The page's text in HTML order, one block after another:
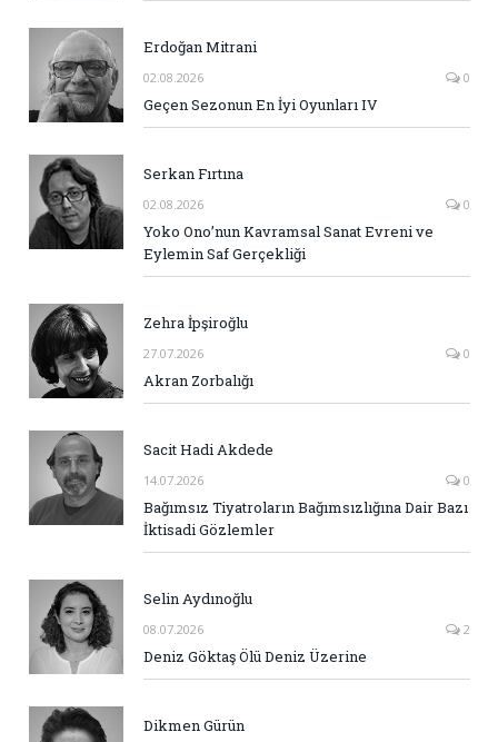
Erdoğan Mitrani
02.08.2026 0
Geçen Sezonun En İyi Oyunları IV
Serkan Fırtına
02.08.2026 0
Yoko Ono’nun Kavramsal Sanat Evreni ve
Eylemin Saf Gerçekliği
Zehra İpşiroğlu
27.07.2026 0
Akran Zorbalığı
Sacit Hadi Akdede
14.07.2026 0
Bağımsız Tiyatroların Bağımsızlığına Dair Bazı
İktisadi Gözlemler
Selin Aydınoğlu
08.07.2026 2
Deniz Göktaş Ölü Deniz Üzerine
Dikmen Gürün